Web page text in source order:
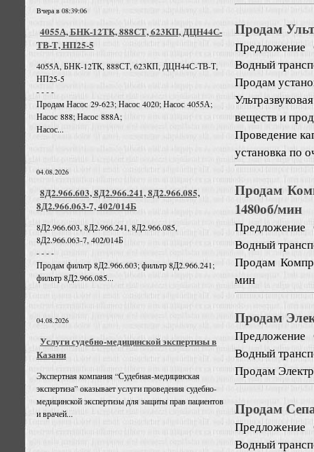
Вчера в 08:39:06
4055А, БНК-12ТК, 888СТ, 623КП, ДЦН44С-
ТВ-Т, НП25-5
4055А, БНК-12ТК, 888СТ, 623КП, ДЦН44С-ТВ-Т,
НП25-5
- - - -
Продам Насос 29-623; Насос 4020; Насос 4055А;
Насос 888; Насос 888А;
Насос...
04.08.2026
8Д2.966.603, 8Д2.966.241, 8Д2.966.085,
8Д2.966.063-7, 402/014Б
8Д2.966.603, 8Д2.966.241, 8Д2.966.085,
8Д2.966.063-7, 402/014Б
- - - -
Продам фильтр 8Д2.966.603; фильтр 8Д2.966.241;
фильтр 8Д2.966.085...
04.08.2026
Услуги судебно-медицинской экспертизы в
Казани
Экспертная компания “Судебная-медицинская
экспертиза” оказывает услуги проведения судебно-
медицинской экспертизы для защиты прав пациентов
и врачей...
Продам
Предложение
Водный
Продам
веществ и
Проведение
установка по
Продам
1480об/мин
Предложение
Водный
Продам
мин
Продам
Предложение
Водный
Продам
Продам
Предложение
Водный